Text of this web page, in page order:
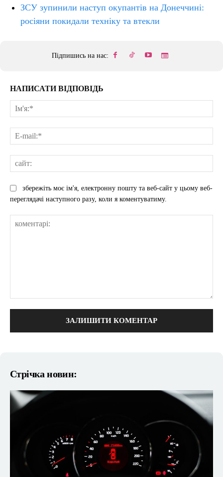
ЗСУ зупинили наступ окупантів на Донеччині:
росіяни покидали техніку та втекли
Підпишись на нас:
НАПИСАТИ ВІДПОВІДЬ
збережіть моє ім'я, електронну пошту та веб-сайт у цьому веб-
переглядачі наступного разу, коли я коментуватиму.
Стрічка новин: